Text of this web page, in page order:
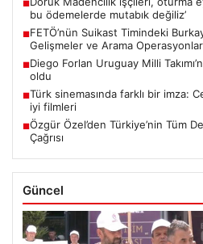
■
bu ödemelerde mutabık değiliz’
■FETÖ’nün Suikast Timindeki
Gelişmeler ve Arama
■Diego Forlan Uruguay Milli
oldu
■Türk sinemasında farklı bir imza:
iyi filmleri
■Özgür Özel’den Türkiye’nin Tüm
Çağrısı
Güncel